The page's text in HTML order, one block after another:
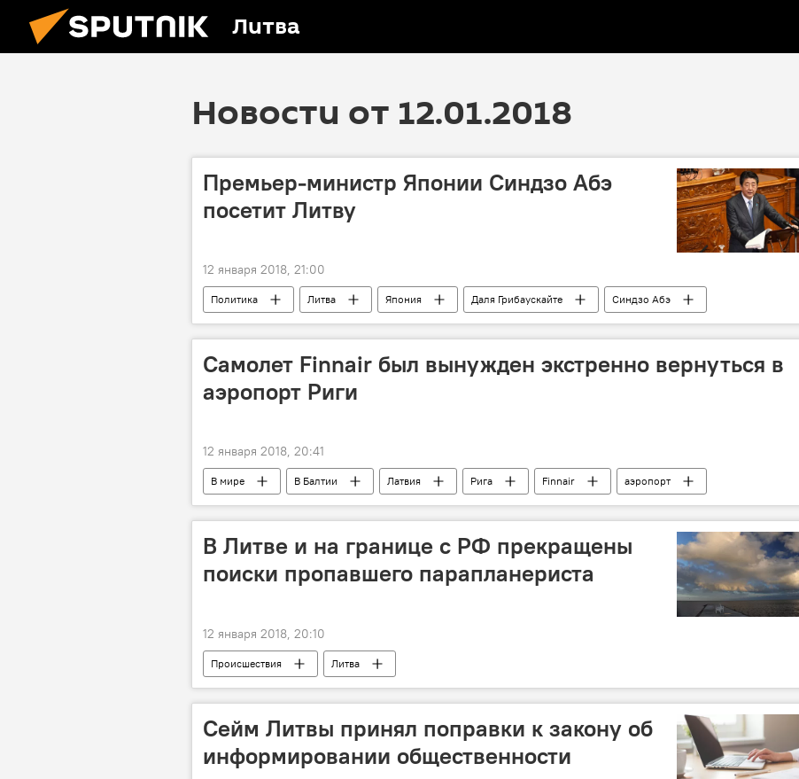
Литва
Новости от 12.01.2018
Премьер-министр Японии Синдзо Абэ
посетит Литву
12 января 2018, 21:00
Политика Литва Япония Даля Грибаускайте Синдзо Абэ
Самолет Finnair был вынужден экстренно вернуться в
аэропорт Риги
12 января 2018, 20:41
В мире В Балтии Латвия Рига Finnair
аэропорт
самолет
В Литве и на границе с РФ прекращены
поиски пропавшего парапланериста
12 января 2018, 20:10
Происшествия Литва
Сейм Литвы принял поправки к закону об
информировании общественности